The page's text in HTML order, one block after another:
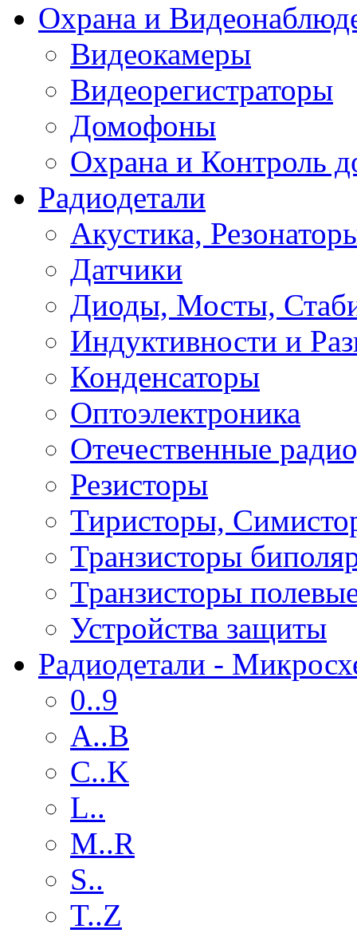
Охрана и
Видеокамеры
Видеорегистраторы
Домофоны
Охрана и Контроль
Радиодетали
Акустика,
Датчики
Диоды, Мосты,
Индуктивности и
Конденсаторы
Оптоэлектроника
Отечественные
Резисторы
Тиристоры,
Транзисторы
Транзисторы
Устройства защиты
Радиодетали -
0..9
A..B
C..K
L..
M..R
S..
T..Z